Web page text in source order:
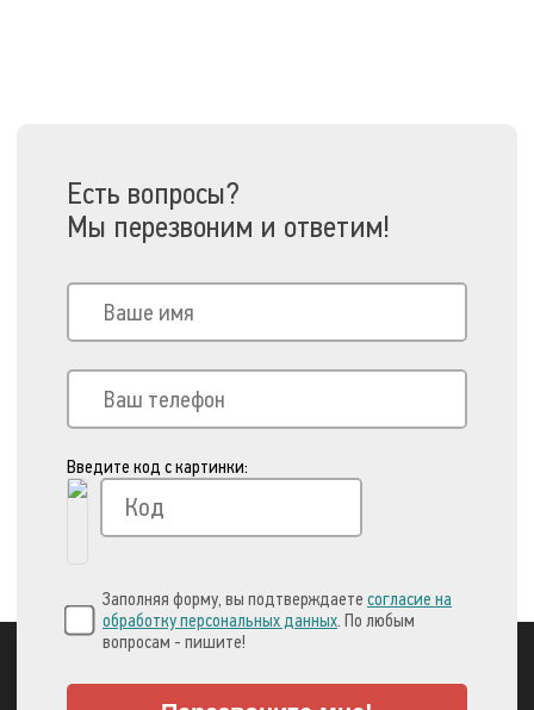
Есть вопросы?
Мы перезвоним и ответим!
Введите код с картинки:
Заполняя форму, вы подтверждаете согласие на
обработку персональных данных. По любым
вопросам - пишите!